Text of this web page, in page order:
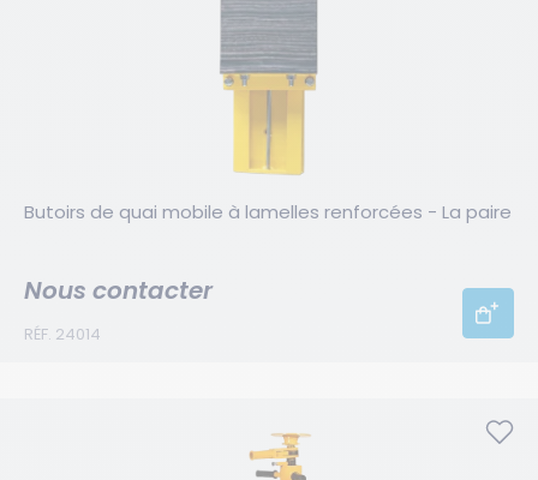
Butoirs de quai mobile à lamelles renforcées - La paire
RÉF. 24014
Nous contacter